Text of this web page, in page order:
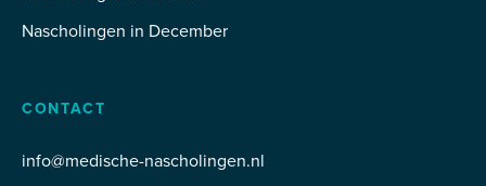
Nascholingen in December
CONTACT
info@medische-nascholingen.nl